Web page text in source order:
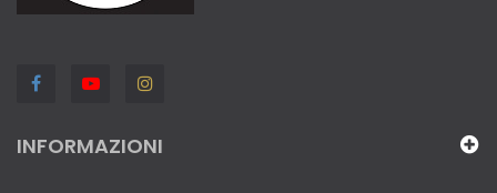
INFORMAZIONI